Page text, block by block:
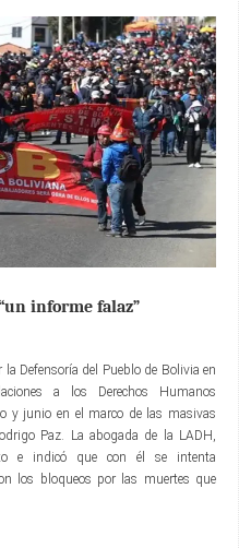
informe falaz”
Defensoría del Pueblo de Bolivia en
a los Derechos Humanos
y junio en el marco de las masivas
Paz. La abogada de la LADH,
e indicó que con él se intenta
los bloqueos por las muertes que